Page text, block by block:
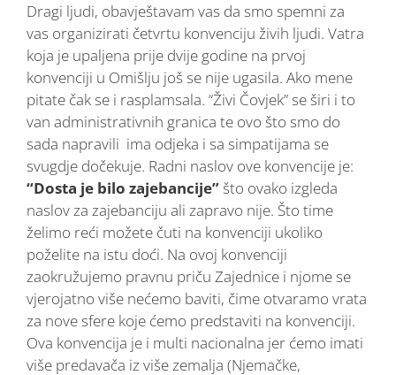
Dragi ljudi, obavještavam vas da smo spemni za
vas organizirati četvrtu konvenciju živih ljudi. Vatra
koja je upaljena prije dvije godine na prvoj
konvenciji u Omišlju još se nije ugasila. Ako mene
pitate čak se i rasplamsala. “Živi Čovjek” se širi i to
van administrativnih granica te ovo što smo do
sada napravili ima odjeka i sa simpatijama se
svugdje dočekuje. Radni naslov ove konvencije je:
“Dosta je bilo zajebancije” što ovako izgleda
naslov za zajebanciju ali zapravo nije. Što time
želimo reći možete čuti na konvenciji ukoliko
poželite na istu doći. Na ovoj konvenciji
zaokružujemo pravnu priču Zajednice i njome se
vjerojatno više nećemo baviti, čime otvaramo vrata
za nove sfere koje ćemo predstaviti na konvenciji.
Ova konvencija je i multi nacionalna jer ćemo imati
više predavača iz više zemalja (Njemačke,